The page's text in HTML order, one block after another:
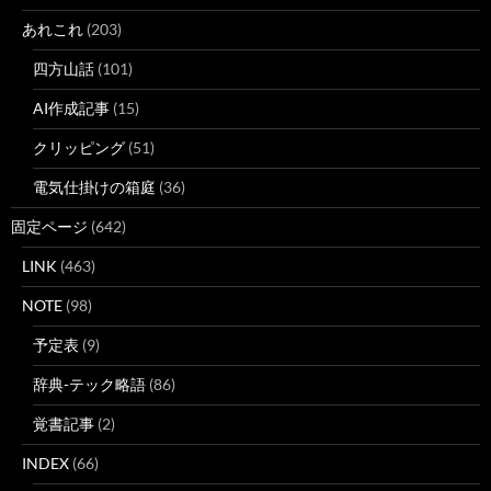
あれこれ (203)
四方山話 (101)
AI作成記事 (15)
クリッピング (51)
電気仕掛けの箱庭 (36)
固定ページ (642)
LINK (463)
NOTE (98)
予定表 (9)
辞典-テック略語 (86)
覚書記事 (2)
INDEX (66)